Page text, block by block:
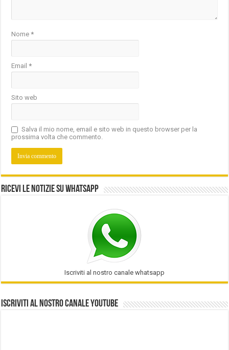
Nome*
Email*
Sito web
Salva il mio nome, email e sito web in questo browser per la
prossima volta che commento.
Ricevi le notizie su Whatsapp
Iscriviti al nostro canale whatsapp
Iscriviti al nostro Canale Youtube